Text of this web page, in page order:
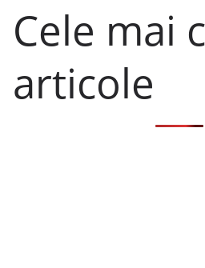
Cele mai
articole